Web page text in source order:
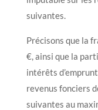
suivantes.
Précisons que la
€, ainsi que la
intérêts
revenus fonciers
suivantes au